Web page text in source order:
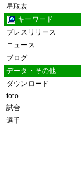
星取表
キーワード
プレスリリース
ニュース
ブログ
データ・その他
ダウンロード
toto
試合
選手